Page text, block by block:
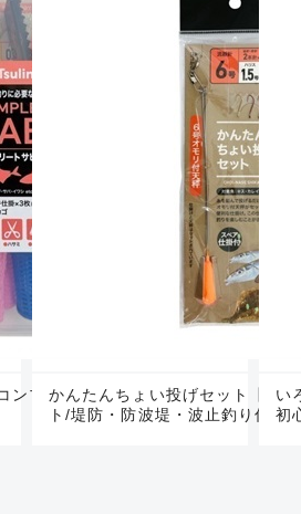
ンプリートサビキ釣り仕
かんたんちょい投げセット【天
ト/堤防・防波堤・波止釣り仕掛
い
初